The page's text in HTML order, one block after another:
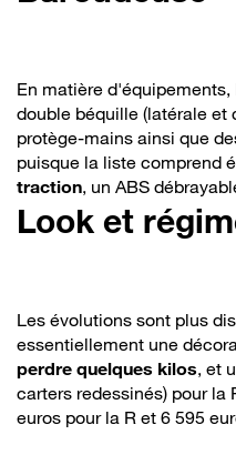
En matière
double béquille (latérale et
protège-mains ainsi que
puisque la liste comprend
traction, un ABS
Look et
Les évolutions sont plus
essentiellement une
perdre quelques kilos, et
carters redessinés) pour la
euros pour la R et 6 595